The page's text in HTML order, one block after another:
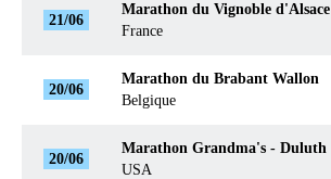
21/06
Marathon du Vignoble d'Alsace
France
20/06
Marathon du Brabant Wallon
Belgique
20/06
Marathon Grandma's - Duluth
USA